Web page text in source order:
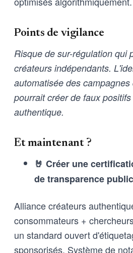
Points de vigilance
Risque de sur-régulation qui
créateurs indépendants.
automatisée des
pourrait créer de faux
authentique.
Et maintenant ?
🤘 Créer une
de transparence
Alliance créateurs
consommateurs +
un standard ouvert
sponsorisés. Système de